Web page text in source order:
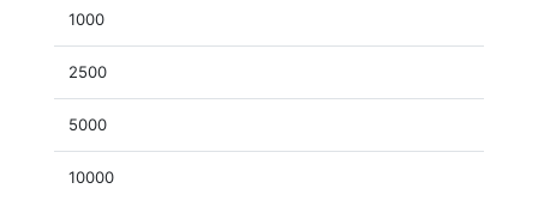
1000
2500
5000
10000